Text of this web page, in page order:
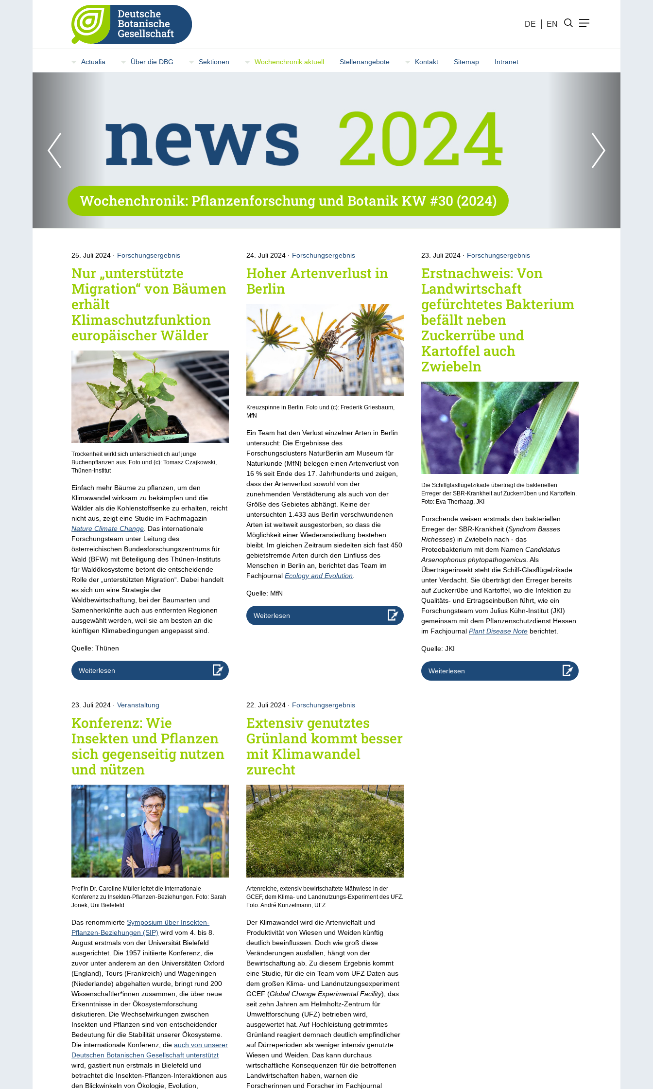
DE EN
Actualia Über die DBG Sektionen Wochenchronik aktuell Stellenangebote Kontakt Sitemap Intranet
Wochenchronik: Pflanzenforschung und Botanik KW #30 (2024)
25. Juli 2024 Forschungsergebnis
Nur „unterstützte
Migration“ von Bäumen
erhält
Klimaschutzfunktion
europäischer Wälder
Trockenheit wirkt sich unterschiedlich auf junge
Buchenpflanzen aus. Foto und (c): Tomasz Czajkowski,
Thünen-Institut
Einfach mehr Bäume zu pflanzen, um den
Klimawandel wirksam zu bekämpfen und die
Wälder als die Kohlenstoffsenke zu erhalten, reicht
nicht aus, zeigt eine Studie im Fachmagazin
Nature Climate Change. Das internationale
Forschungsteam unter Leitung des
österreichischen Bundesforschungszentrums für
Wald (BFW) mit Beteiligung des Thünen-Instituts
für Waldökosysteme betont die entscheidende
Rolle der „unterstützten Migration“. Dabei handelt
es sich um eine Strategie der
Waldbewirtschaftung, bei der Baumarten und
Samenherkünfte auch aus entfernten Regionen
ausgewählt werden, weil sie am besten an die
künftigen Klimabedingungen angepasst sind.
Quelle: Thünen
Weiterlesen
24. Juli 2024 Forschungsergebnis
Hoher Artenverlust in
Berlin
Kreuzspinne in Berlin. Foto und (c): Frederik Griesbaum,
MfN
Ein Team hat den Verlust einzelner Arten in Berlin
untersucht: Die Ergebnisse des
Forschungsclusters NaturBerlin am Museum für
Naturkunde (MfN) belegen einen Artenverlust von
16 % seit Ende des 17. Jahrhunderts und zeigen,
dass der Artenverlust sowohl von der
zunehmenden Verstädterung als auch von der
Größe des Gebietes abhängt. Keine der
untersuchten 1.433 aus Berlin verschwundenen
Arten ist weltweit ausgestorben, so dass die
Möglichkeit einer Wiederansiedlung bestehen
bleibt. Im gleichen Zeitraum siedelten sich fast 450
gebietsfremde Arten durch den Einfluss des
Menschen in Berlin an, berichtet das Team im
FachjournalEcology and Evolution.
Quelle: MfN
Weiterlesen
23. Juli 2024 Forschungsergebnis
Erstnachweis: Von
Landwirtschaft
gefürchtetes Bakterium
befällt neben
Zuckerrübe und
Kartoffel auch
Zwiebeln
Die Schilfglasflügelzikade überträgt die bakteriellen
Erreger der SBR-Krankheit auf Zuckerrüben und Kartoffeln.
Foto: Eva Therhaag, JKI
Forschende weisen erstmals den bakteriellen
Erreger der SBR-Krankheit (Syndrom Basses
Richesses) in Zwiebeln nach - das
Proteobakterium mit dem Namen Candidatus
Arsenophonus phytopathogenicus. Als
Überträgerinsekt steht die Schilf-Glasflügelzikade
unter Verdacht. Sie überträgt den Erreger bereits
auf Zuckerrübe und Kartoffel, wo die Infektion zu
Qualitäts- und Ertragseinbußen führt, wie ein
Forschungsteam vom Julius Kühn-Institut (JKI)
gemeinsam mit dem Pflanzenschutzdienst Hessen
im Fachjournal Plant Disease Noteberichtet.
Quelle: JKI
Weiterlesen
23. Juli 2024 Veranstaltung
Konferenz: Wie
Insekten und Pflanzen
sich gegenseitig nutzen
und nützen
Prof’in Dr. Caroline Müller leitet die internationale
Konferenz zu Insekten-Pflanzen-Beziehungen. Foto: Sarah
Jonek, Uni Bielefeld
Das renommierteSymposium über Insekten-
Pflanzen-Beziehungen (SIP) wird vom 4. bis 8.
August erstmals von der Universität Bielefeld
ausgerichtet. Die 1957 initiierte Konferenz, die
zuvor unter anderem an den Universitäten Oxford
(England), Tours (Frankreich) und Wageningen
(Niederlande) abgehalten wurde, bringt rund 200
Wissenschaftler*innen zusammen, die über neue
Erkenntnisse in der Ökosystemforschung
diskutieren. Die Wechselwirkungen zwischen
Insekten und Pflanzen sind von entscheidender
Bedeutung für die Stabilität unserer Ökosysteme.
Die internationale Konferenz, dieauch von unserer
Deutschen Botanischen Gesellschaft unterstützt
wird, gastiert nun erstmals in Bielefeld und
betrachtet die Insekten-Pflanzen-Interaktionen aus
den Blickwinkeln von Ökologie, Evolution,
22. Juli 2024 Forschungsergebnis
Extensiv genutztes
Grünland kommt besser
mit Klimawandel
zurecht
Artenreiche, extensiv bewirtschaftete Mähwiese in der
GCEF, dem Klima- und Landnutzungs-Experiment des UFZ.
Foto: André Künzelmann, UFZ
Der Klimawandel wird die Artenvielfalt und
Produktivität von Wiesen und Weiden künftig
deutlich beeinflussen. Doch wie groß diese
Veränderungen ausfallen, hängt von der
Bewirtschaftung ab. Zu diesem Ergebnis kommt
eine Studie, für die ein Team vom UFZ Daten aus
dem großen Klima- und Landnutzungsexperiment
GCEF (Global Change Experimental Facility), das
seit zehn Jahren am Helmholtz-Zentrum für
Umweltforschung (UFZ) betrieben wird,
ausgewertet hat. Auf Hochleistung getrimmtes
Grünland reagiert demnach deutlich empfindlicher
auf Dürreperioden als weniger intensiv genutzte
Wiesen und Weiden. Das kann durchaus
wirtschaftliche Konsequenzen für die betroffenen
Landwirtschaften haben, warnen die
Forscherinnen und Forscher im Fachjournal